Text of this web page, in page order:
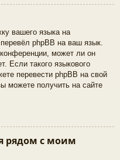
вашего языка на
phpBB на ваш язык.
может ли он
Если такого языкового
перевести phpBB на свой
можете получить на сайте
рядом с моим